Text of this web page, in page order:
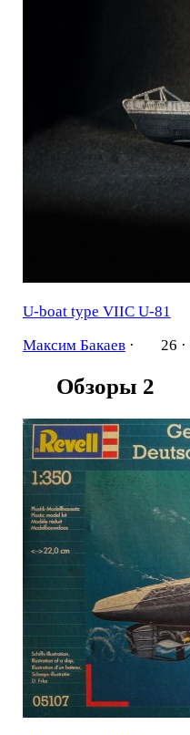
U-boat type VIIC U-81
Максим Бакаев· 26 ·
Обзоры 2